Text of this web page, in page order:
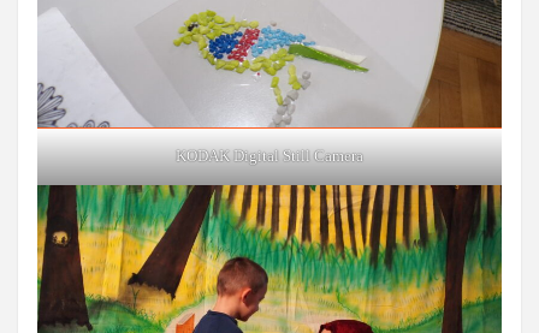
KODAK Digital Still Camera